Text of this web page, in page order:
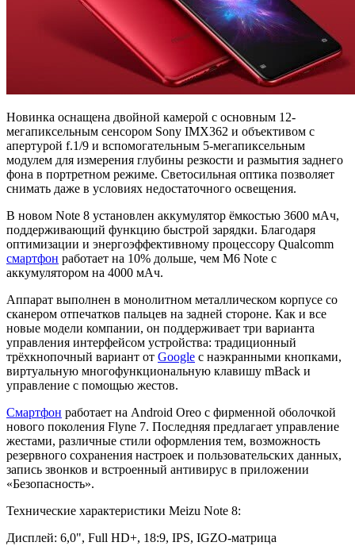
Новинка оснащена двойной камерой с основным 12-
мегапиксельным сенсором Sony IMX362 и объективом с
апертурой f.1/9 и вспомогательным 5-мегапиксельным
модулем для измерения глубины резкости и размытия заднего
фона в портретном режиме. Светосильная оптика позволяет
снимать даже в условиях недостаточного освещения.
В новом Note 8 установлен аккумулятор ёмкостью 3600 мАч,
поддерживающий функцию быстрой зарядки. Благодаря
оптимизации и энергоэффективному процессору Qualcomm
смартфон работает на 10% дольше, чем M6 Note с
аккумулятором на 4000 мАч.
Аппарат выполнен в монолитном металлическом корпусе со
сканером отпечатков пальцев на задней стороне. Как и все
новые модели компании, он поддерживает три варианта
управления интерфейсом устройства: традиционный
трёхкнопочный вариант от Google с наэкранными кнопками,
виртуальную многофункциональную клавишу mBack и
управление с помощью жестов.
Смартфон работает на Android Oreo с фирменной оболочкой
нового поколения Flyne 7. Последняя предлагает управление
жестами, различные стили оформления тем, возможность
резервного сохранения настроек и пользовательских данных,
запись звонков и встроенный антивирус в приложении
«Безопасность».
Технические характеристики Meizu Note 8:
Дисплей: 6,0", Full HD+, 18:9, IPS, IGZO-матрица